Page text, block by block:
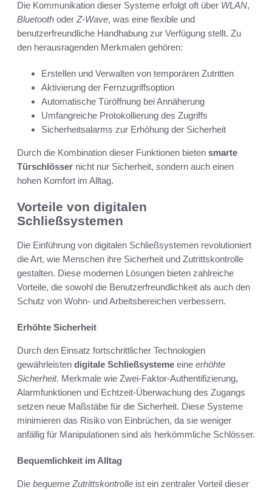
Die Kommunikation dieser Systeme erfolgt oft über WLAN,
Bluetooth oder Z-Wave, was eine flexible und
benutzerfreundliche Handhabung zur Verfügung stellt. Zu
den herausragenden Merkmalen gehören:
Erstellen und Verwalten von temporären Zutritten
Aktivierung der Fernzugriffsoption
Automatische Türöffnung bei Annäherung
Umfangreiche Protokollierung des Zugriffs
Sicherheitsalarms zur Erhöhung der Sicherheit
Durch die Kombination dieser Funktionen bieten smarte
Türschlösser nicht nur Sicherheit, sondern auch einen
hohen Komfort im Alltag.
Vorteile von digitalen
Schließsystemen
Die Einführung von digitalen Schließsystemen revolutioniert
die Art, wie Menschen ihre Sicherheit und Zutrittskontrolle
gestalten. Diese modernen Lösungen bieten zahlreiche
Vorteile, die sowohl die Benutzerfreundlichkeit als auch den
Schutz von Wohn- und Arbeitsbereichen verbessern.
Erhöhte Sicherheit
Durch den Einsatz fortschrittlicher Technologien
gewährleisten digitale Schließsysteme eine erhöhte
Sicherheit. Merkmale wie Zwei-Faktor-Authentifizierung,
Alarmfunktionen und Echtzeit-Überwachung des Zugangs
setzen neue Maßstäbe für die Sicherheit. Diese Systeme
minimieren das Risiko von Einbrüchen, da sie weniger
anfällig für Manipulationen sind als herkömmliche Schlösser.
Bequemlichkeit im Alltag
Die bequeme Zutrittskontrolle ist ein zentraler Vorteil dieser